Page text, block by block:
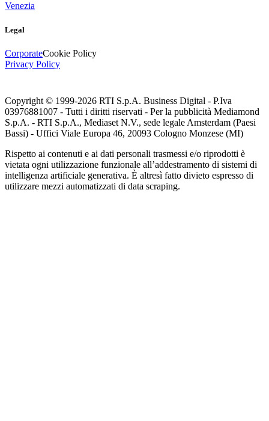
Venezia
Legal
CorporateCookie Policy
Privacy Policy
Copyright © 1999-2026 RTI S.p.A. Business Digital - P.Iva
03976881007 - Tutti i diritti riservati - Per la pubblicità Mediamond
S.p.A. - RTI S.p.A., Mediaset N.V., sede legale Amsterdam (Paesi
Bassi) - Uffici Viale Europa 46, 20093 Cologno Monzese (MI)
Rispetto ai contenuti e ai dati personali trasmessi e/o riprodotti è
vietata ogni utilizzazione funzionale all’addestramento di sistemi di
intelligenza artificiale generativa. È altresì fatto divieto espresso di
utilizzare mezzi automatizzati di data scraping.